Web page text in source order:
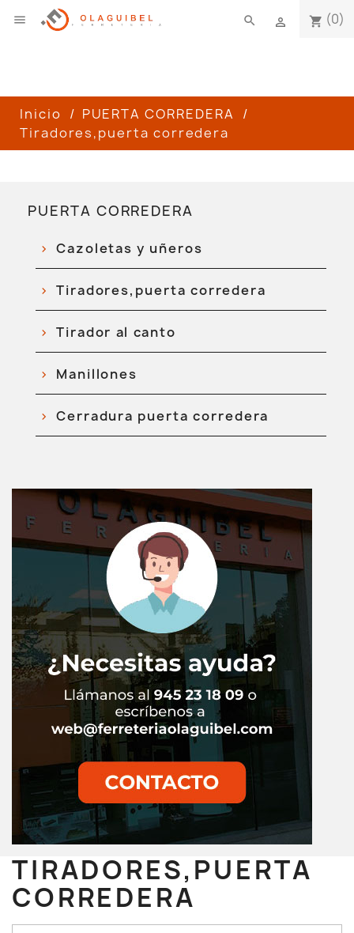
 shopping_cart (0)

search
Inicio
PUERTA CORREDERA
Tiradores,puerta corredera
PUERTA CORREDERA
Cazoletas y uñeros
Tiradores,puerta corredera
Tirador al canto
Manillones
Cerradura puerta corredera
TIRADORES,PUERTA
CORREDERA